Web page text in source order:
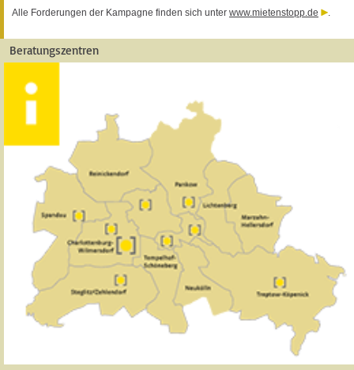
Alle Forderungen der Kampagne finden sich unter www.mietenstopp.de .
Beratungszentren